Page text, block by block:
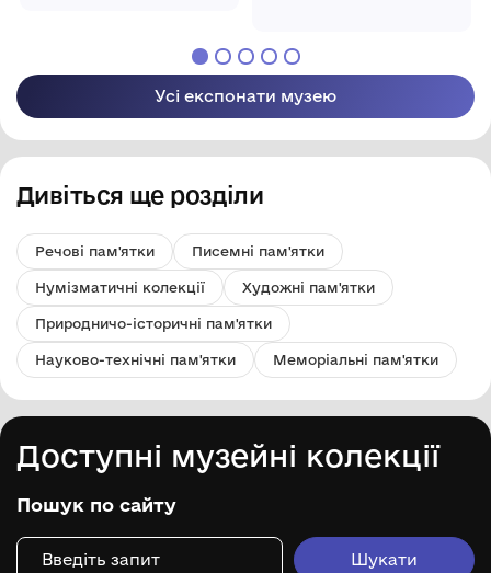
ради
Усі експонати музею
Дивіться ще розділи
Речові пам'ятки Писемні пам'ятки
Нумізматичні колекції Художні пам'ятки
Природничо-історичні пам'ятки
Науково-технічні пам'ятки Меморіальні пам'ятки
Доступні музейні колекції
Пошук по сайту